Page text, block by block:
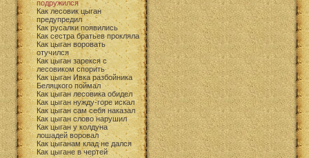
подружился
Как лесовик цыган
предупредил
Как русалки появились
Как сестра братьев прокляла
Как цыган воровать
отучился
Как цыган зарекся с
лесовиком спорить
Как цыган Ивка разбойника
Беляцкого поймал
Как цыган лесовика обидел
Как цыган нужду-горе искал
Как цыган сам себя наказал
Как цыган слово нарушил
Как цыган у колдуна
лошадей воровал
Как цыганам клад не дался
Как цыгане в чертей